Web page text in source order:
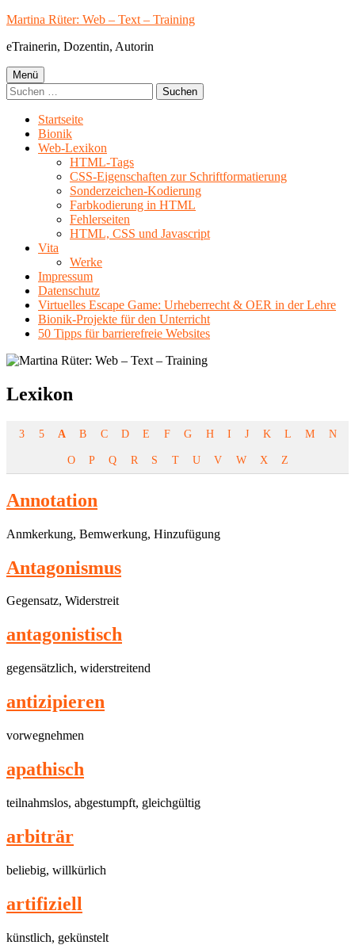
Springe
Inhalt
Martina Rüter: Web – Text – Training
eTrainerin, Dozentin, Autorin
Primäres
Menü
Menü
Suchen
nach:
Startseite
Bionik
Web-Lexikon
HTML-Tags
CSS-Eigenschaften zur Schriftformatierung
Sonderzeichen-Kodierung
Farbkodierung in HTML
Fehlerseiten
HTML, CSS und Javascript
Vita
Werke
Impressum
Datenschutz
Virtuelles Escape Game: Urheberrecht & OER in der Lehre
Bionik-Projekte für den Unterricht
50 Tipps für barrierefreie Websites
Lexikon
3 5 A B C D E F G H I J K L M N
O P Q R S T U V W X Z
Annotation
Anmkerkung, Bemwerkung, Hinzufügung
Antagonismus
Gegensatz, Widerstreit
antagonistisch
gegensätzlich, widerstreitend
antizipieren
vorwegnehmen
apathisch
teilnahmslos, abgestumpft, gleichgültig
ar­bi­t­rär
beliebig, willkürlich
ar­ti­fi­zi­ell
künstlich, gekünstelt